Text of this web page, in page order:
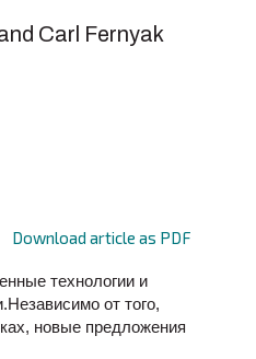
Carl Fernyak
Download article as PDF
технологии и
от того,
новые предложения